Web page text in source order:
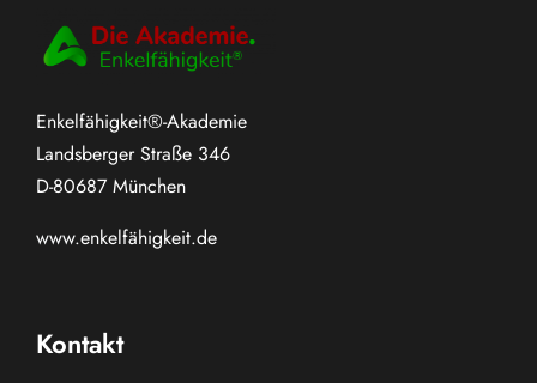
Enkelfähigkeit®-Akademie
Landsberger Straße 346
D-80687 München
www.enkelfähigkeit.de
Kontakt